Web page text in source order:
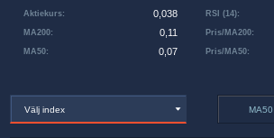
Aktiekurs: 0,038
MA50: 0,07
MA200: 0,11 Pris/MA200:
RSI (14):
Pris/MA50:
Välj index MA50